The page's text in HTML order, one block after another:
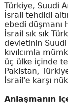
Türkiye, Suudi
İsrail tehdidi
ebedi düşmanı
İsrail sık sık
devletinin
kıvılcımla
üç ülke içinde
Pakistan,
İsrail'e karşı
Anlaşmanın